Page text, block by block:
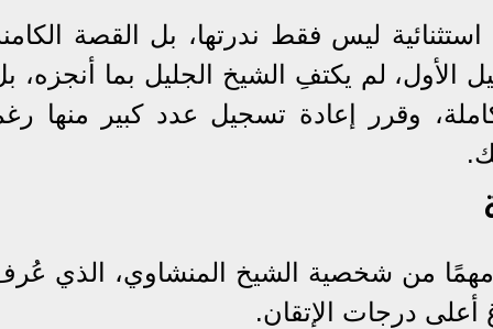
ليس فقط ندرتها، بل القصة
الأول، لم يكتفِ الشيخ الجليل بما أنجزه،
وقرر إعادة تسجيل عدد كبير منها
من شخصية الشيخ المنشاوي، الذي
درجات الإتقان.